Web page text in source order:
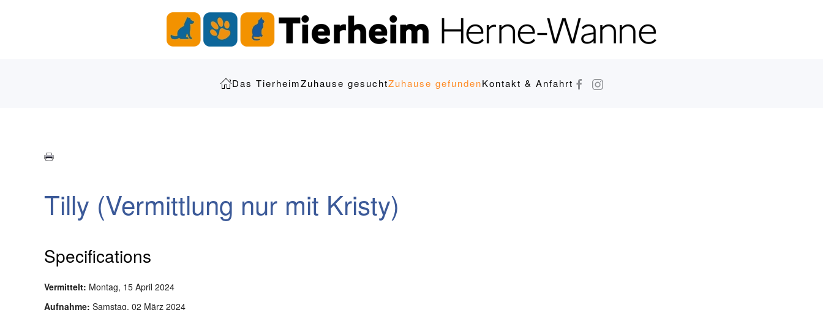
Das TierheimZuhause gesuchtZuhause gefundenKontakt & Anfahrt
Tilly (Vermittlung nur mit Kristy)
Specifications
Vermittelt: Montag, 15 April 2024
Aufnahme: Samstag, 02 März 2024